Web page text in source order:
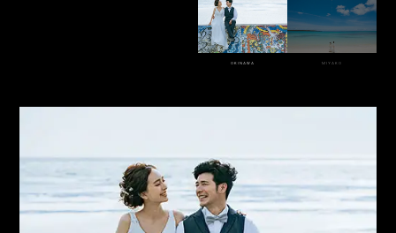
OKINAWA MIYAKO